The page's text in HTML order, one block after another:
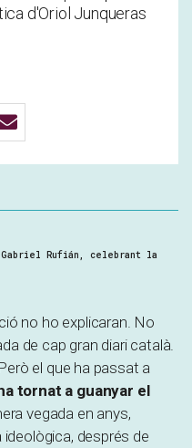
d'Oriol Junqueras
Rufián, celebrant la
no ho explicaran. No
de cap gran diari català.
el que ha passat a
tornat a guanyar el
vegada en anys,
ideològica, després de